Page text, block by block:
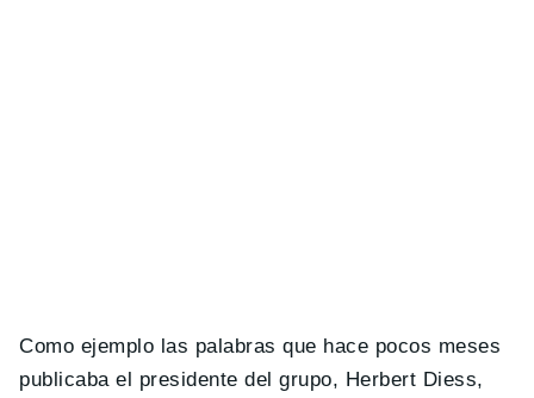
Como ejemplo las palabras que hace pocos meses
publicaba el presidente del grupo, Herbert Diess,